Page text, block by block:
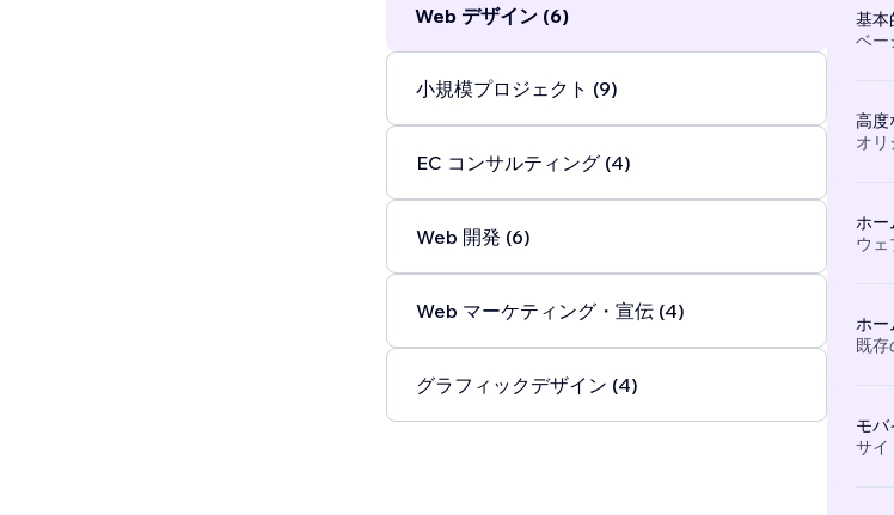
you’re just starting out or ready to level up, I’ll guide
the process with structure, creativity, and support —
once felt overwhelming feel clear and achievable.
Web デザイン (6)
小規模プロジェクト (9)
EC コンサルティング (4)
Web 開発 (6)
Web マーケティング・宣伝 (4)
グラフィックデザイン (4)
基本
ベー
高度
オリ
ホー
ウェ
ホー
既存
モバ
サイ